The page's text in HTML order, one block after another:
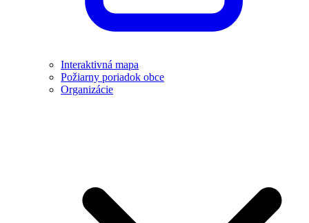
Interaktivná mapa
Požiarny poriadok obce
Organizácie